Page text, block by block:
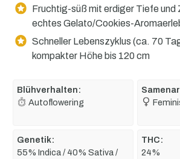
Fruchtig-süß mit erdiger Tiefe und
echtes Gelato/Cookies-
Schneller Lebenszyklus (ca. 70
kompakter Höhe bis 120 cm
Blühverhalten:
Autoflowering
Genetik:
55% Indica / 40% Sativa /
THC:
24%